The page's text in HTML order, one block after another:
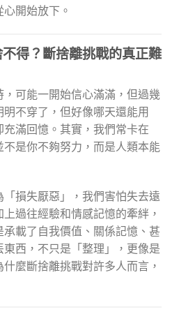
開始放下。
得？斷捨離挑戰的真正難
可能一開始信心滿滿，但過幾
不穿了，但好像哪天還能用
滿回憶。其實，我們常卡在
不是你不夠努力，而是人類本能
損失厭惡」，我們害怕失去遠
過往經驗和情感記憶的牽絆，
載了自我價值、關係記憶、甚
西，不只是「整理」，更像是
麼斷捨離挑戰對許多人而言，